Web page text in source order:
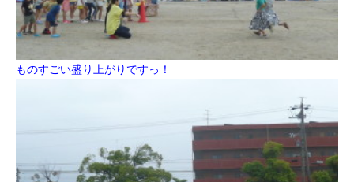
ものすごい盛り上がりですっ！